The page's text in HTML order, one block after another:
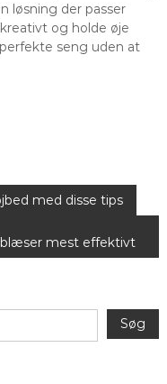
løsning der passer
og holde øje
seng uden at
med disse tips
mest effektivt
Søg